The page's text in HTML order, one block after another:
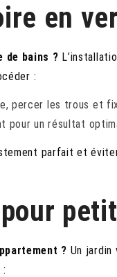
en
de bains ?
:
percer les trous et
pour un résultat
parfait et
? Un